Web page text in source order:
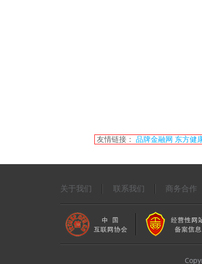
友情链接： 品牌金融网 东方健
关于我们 联系我们 商务合作